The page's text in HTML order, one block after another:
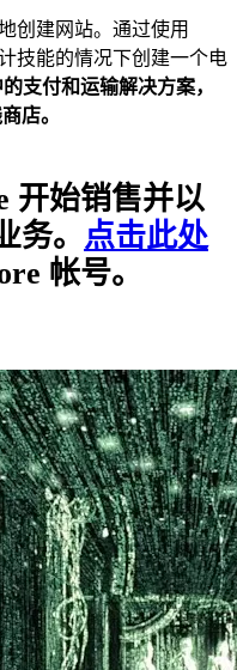
创建网站。通过使用
技能的情况下创建一个电
的支付和运输解决方案，
店。
开始销售并以
务。 点击此处
帐号。